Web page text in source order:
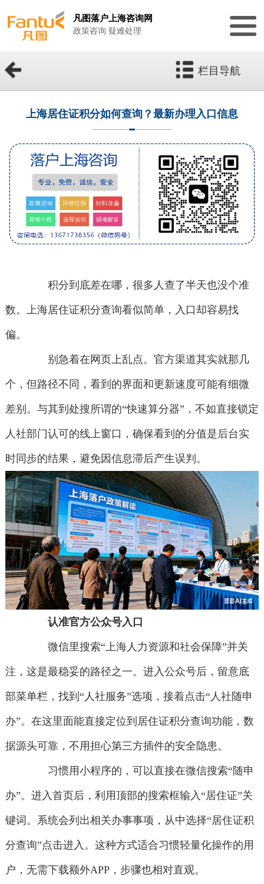
凡图落户上海咨询网
政策咨询 疑难处理
栏目导航
上海居住证积分如何查询？最新办理入口信息
积分到底差在哪，很多人查了半天也没个准
数。上海居住证积分查询看似简单，入口却容易找
偏。
别急着在网页上乱点。官方渠道其实就那几
个，但路径不同，看到的界面和更新速度可能有细微
差别。与其到处搜所谓的“快速算分器”，不如直接锁定
人社部门认可的线上窗口，确保看到的分值是后台实
时同步的结果，避免因信息滞后产生误判。
认准官方公众号入口
微信里搜索“上海人力资源和社会保障”并关
注，这是最稳妥的路径之一。进入公众号后，留意底
部菜单栏，找到“人社服务”选项，接着点击“人社随申
办”。在这里面能直接定位到居住证积分查询功能，数
据源头可靠，不用担心第三方插件的安全隐患。
习惯用小程序的，可以直接在微信搜索“随申
办”。进入首页后，利用顶部的搜索框输入“居住证”关
键词。系统会列出相关办事事项，从中选择“居住证积
分查询”点击进入。这种方式适合习惯轻量化操作的用
户，无需下载额外APP，步骤也相对直观。